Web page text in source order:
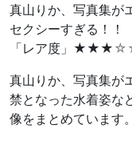
真山りか、写真集が
セクシーすぎる！！
「レア度」★★★
真山りか、写真集が
禁となった水着姿な
像をまとめています。